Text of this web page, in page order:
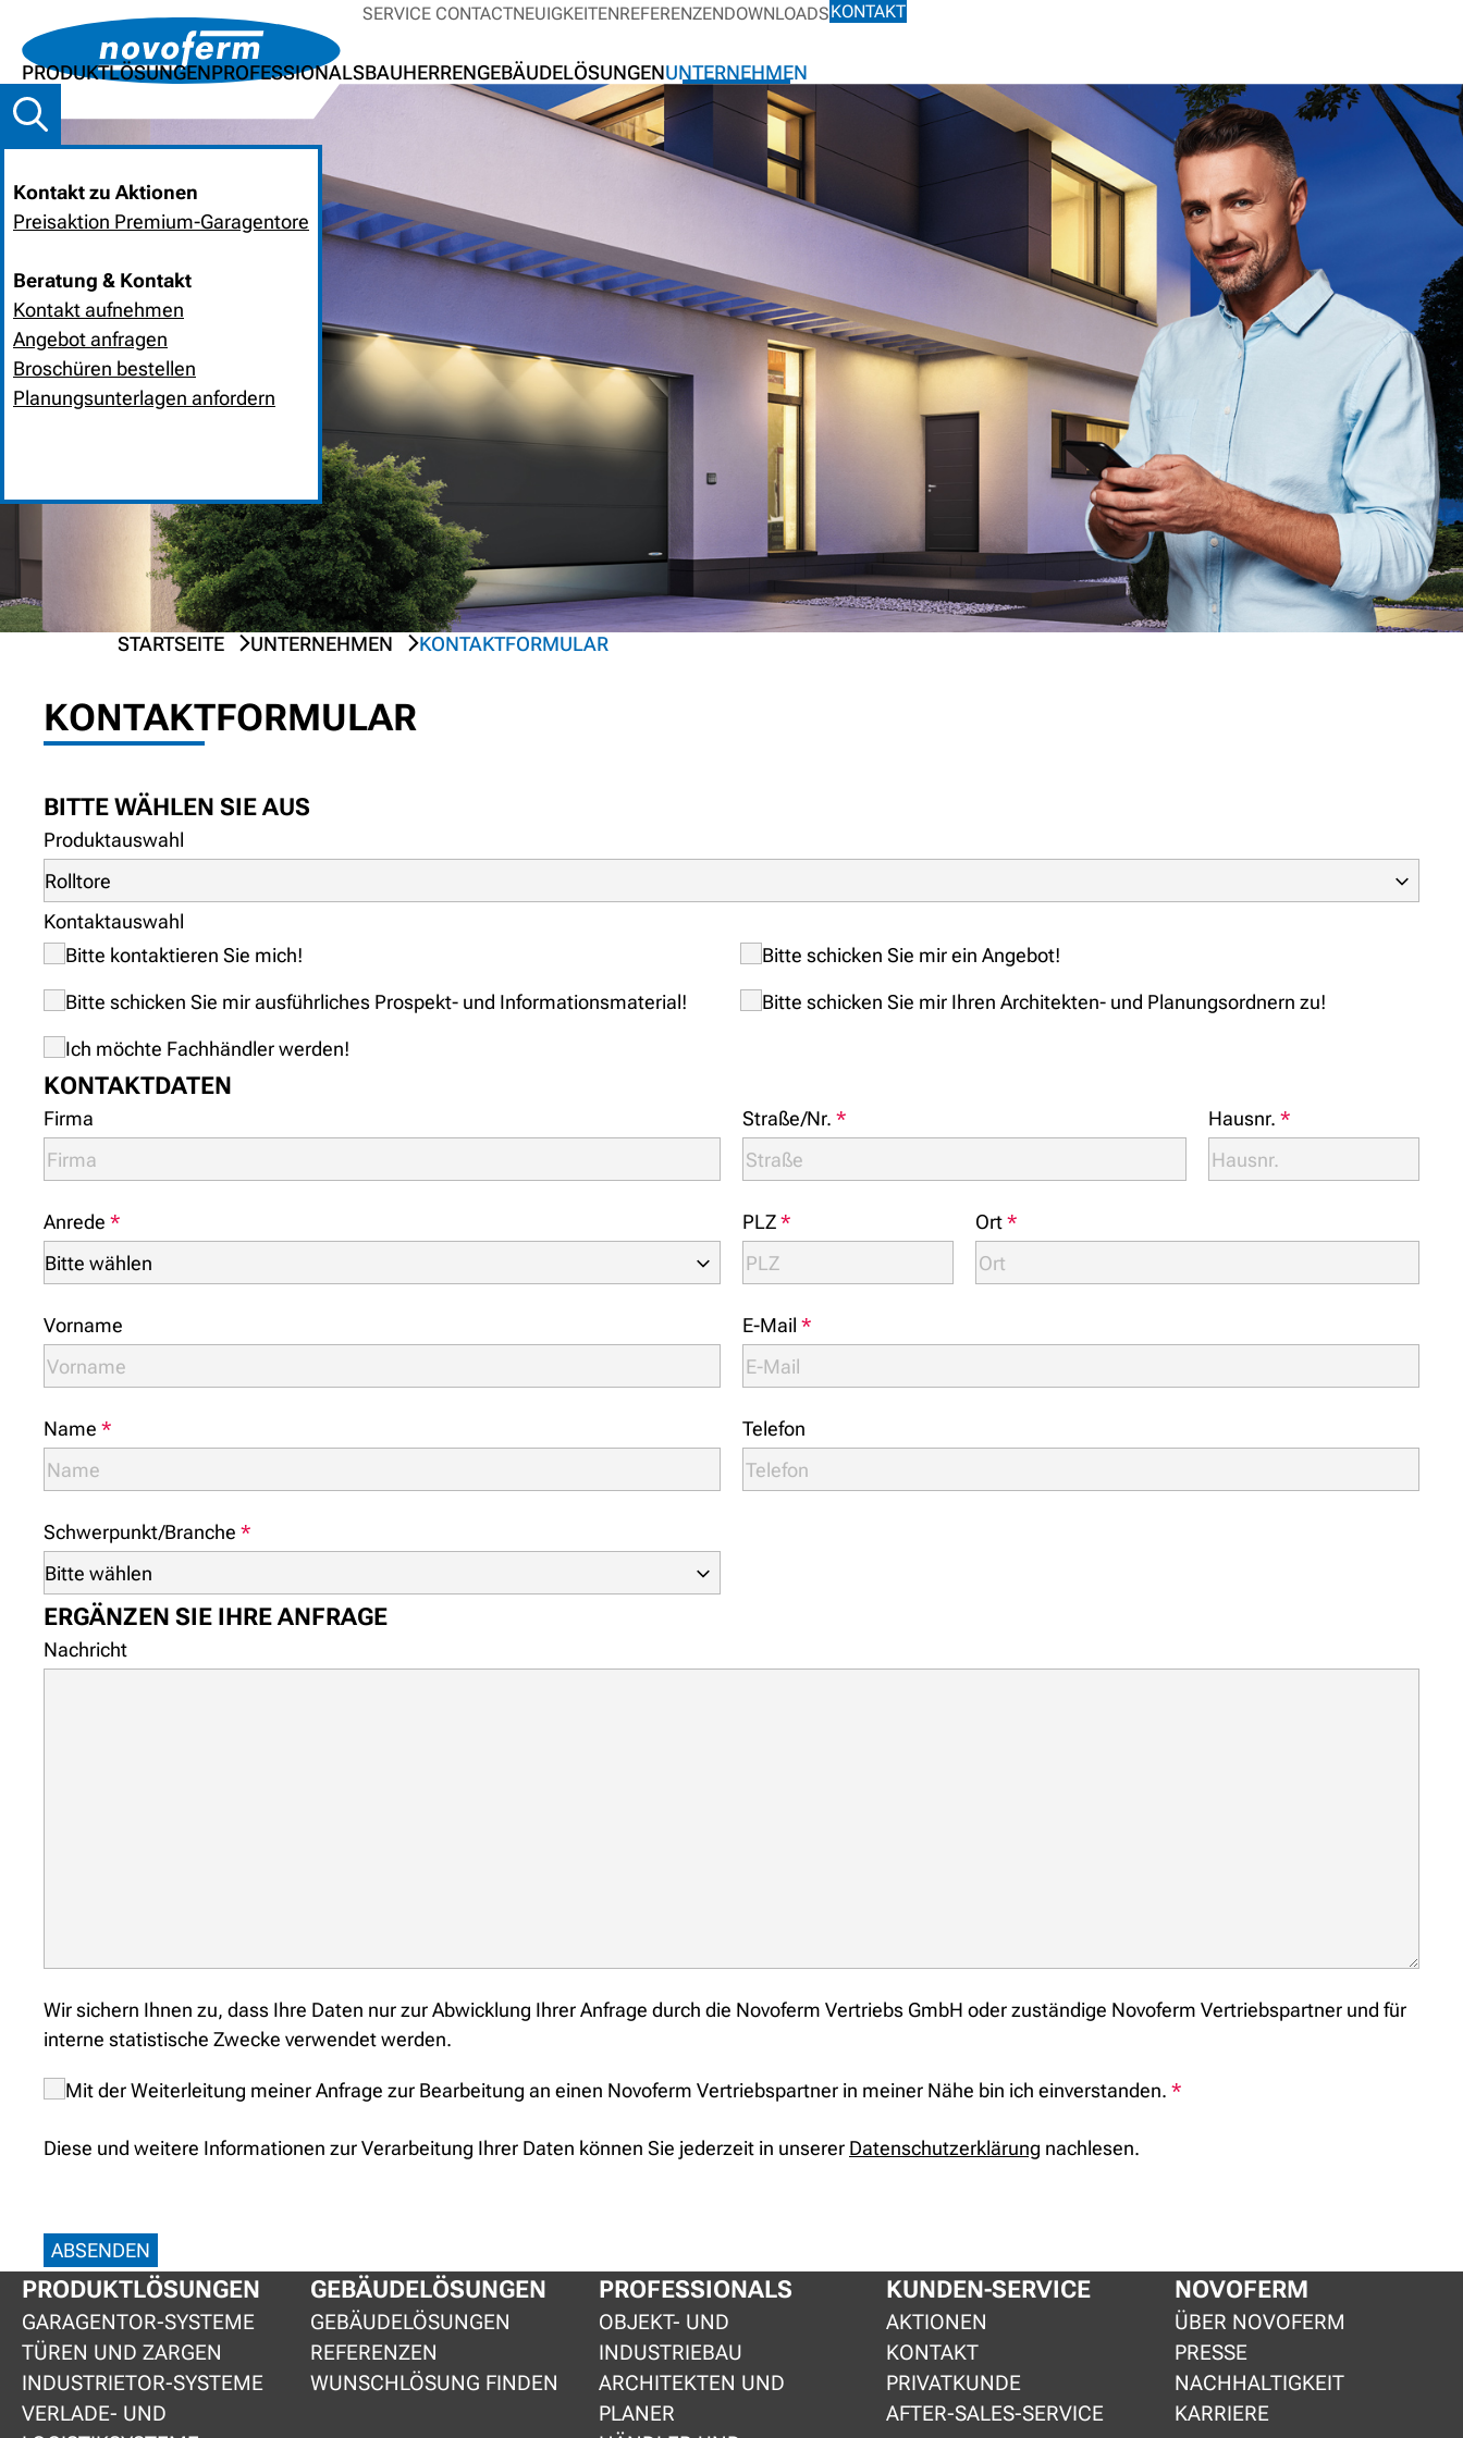
PRODUKTLÖSUNGENPROFESSIONALSBAUHERRENGEBÄUDELÖSUNGENUNTERNEHMEN
SERVICE CONTACTNEUIGKEITENREFERENZENDOWNLOADSKONTAKT
Kontakt zu Aktionen
Preisaktion Premium-Garagentore
Beratung & Kontakt
Kontakt aufnehmen
Angebot anfragen
Broschüren bestellen
Planungsunterlagen anfordern
NEXTSTARTSEITE UNTERNEHMEN KONTAKTFORMULAR
KONTAKTFORMULAR
BITTE WÄHLEN SIE AUS
Produktauswahl
Kontaktauswahl
Bitte kontaktieren Sie mich!
Bitte schicken Sie mir ein Angebot!
Bitte schicken Sie mir ausführliches Prospekt- und Informationsmaterial! Bitte schicken Sie mir Ihren Architekten- und Planungsordnern zu!
Ich möchte Fachhändler werden!
KONTAKTDATEN
Firma Straße/Nr. * Hausnr. *
Anrede * PLZ* Ort*
Vorname E-Mail *
Name * Telefon
Schwerpunkt/Branche *
ERGÄNZEN SIE IHRE ANFRAGE
Nachricht
Wir sichern Ihnen zu, dass Ihre Daten nur zur Abwicklung Ihrer Anfrage durch die Novoferm Vertriebs GmbH oder zuständige Novoferm Vertriebspartner und für
interne statistische Zwecke verwendet werden.
Mit der Weiterleitung meiner Anfrage zur Bearbeitung an einen Novoferm Vertriebspartner in meiner Nähe bin ich einverstanden. *
Diese und weitere Informationen zur Verarbeitung Ihrer Daten können Sie jederzeit in unserer Datenschutzerklärung nachlesen.
ABSENDEN
PRODUKTLÖSUNGEN
GARAGENTOR-SYSTEME
TÜREN UND ZARGEN
INDUSTRIETOR-SYSTEME
VERLADE- UND
GEBÄUDELÖSUNGEN
GEBÄUDELÖSUNGEN
REFERENZEN
WUNSCHLÖSUNG FINDEN
PROFESSIONALS
OBJEKT- UND
INDUSTRIEBAU
ARCHITEKTEN UND
PLANER
KUNDEN-SERVICE
AKTIONEN
KONTAKT
PRIVATKUNDE
AFTER-SALES-SERVICE
NOVOFERM
ÜBER NOVOFERM
PRESSE
NACHHALTIGKEIT
KARRIERE